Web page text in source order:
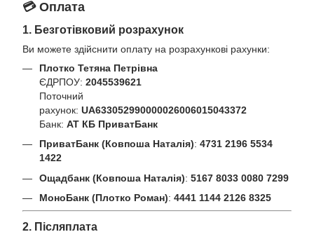
💳 Оплата
1. Безготівковий розрахунок
Ви можете здійснити оплату на розрахункові рахунки:
Плотко Тетяна Петрівна
ЄДРПОУ: 2045539621
Поточний
рахунок: UA633052990000026006015043372
Банк: АТ КБ ПриватБанк
ПриватБанк (Ковпоша Наталія): 4731 2196 5534
1422
Ощадбанк (Ковпоша Наталія): 5167 8033 0080 7299
МоноБанк (Плотко Роман): 4441 1144 2126 8325
2. Післяплата